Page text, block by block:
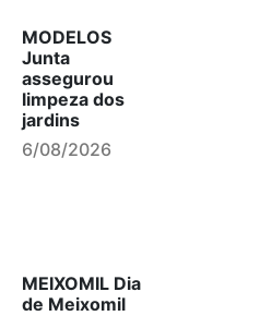
MODELOS
Junta
assegurou
limpeza dos
jardins
6/08/2026
MEIXOMIL Dia
de Meixomil